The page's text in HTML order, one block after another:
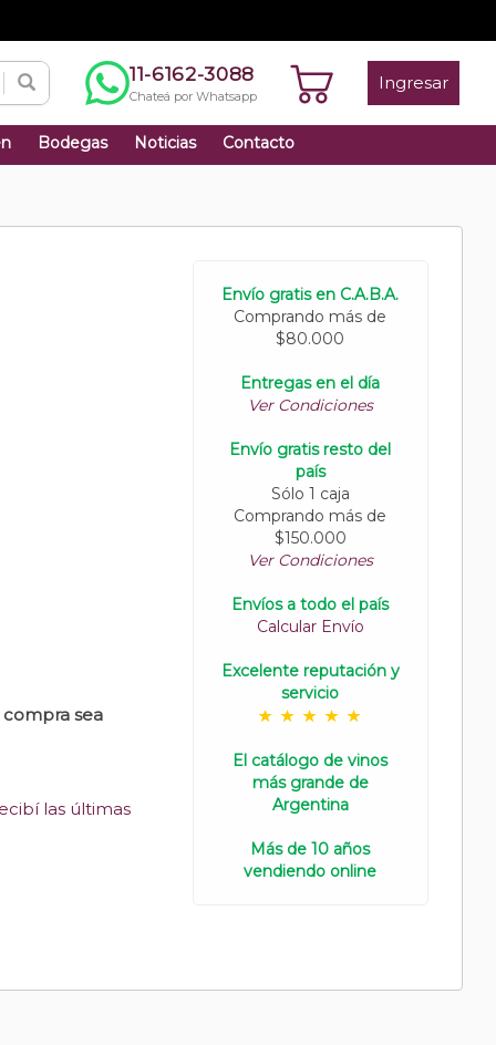
11-6162-3088
Chateá por Whatsapp
Ingresar
Bodegas Noticias Contacto
sea
las últimas
Envío gratis en C.A.B.A.
Comprando más de
$80.000
Entregas en el día
Ver Condiciones
Envío gratis resto del
país
Sólo 1 caja
Comprando más de
$150.000
Ver Condiciones
Envíos a todo el país
Calcular Envío
Excelente reputación y
servicio
El catálogo de vinos
más grande de
Argentina
Más de 10 años
vendiendo online